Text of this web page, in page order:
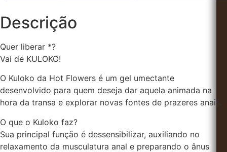
Descrição
Quer liberar *?
Vai de KULOKO!
O Kuloko da Hot Flowers é um gel umectante
desenvolvido para quem deseja dar aquela animada na
hora da transa e explorar novas fontes de prazeres anais.
O que o Kuloko faz?
Sua principal função é dessensibilizar, auxiliando no
relaxamento da musculatura anal e preparando o ânus